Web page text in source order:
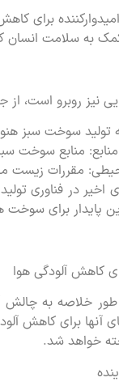
برای
به سلامت انسان
نیز روبرو است، از
تولید سوخت سبز
منابع سوخت
مقررات زیست
اخیر در فناوری
پایدار برای
کاهش آلودگی هوا
طور خلاصه به
آنها برای کاهش
خواهد شد.